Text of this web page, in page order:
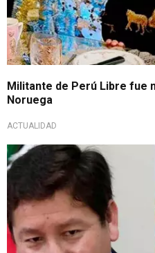
Militante de Perú Libre fue
Noruega
ACTUALIDAD